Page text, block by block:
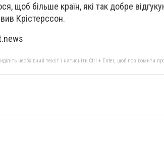
щоб більше країн, які так добре
Крістерссон.
необхідний текст і натисніть Ctrl + Enter, щоб повідомити